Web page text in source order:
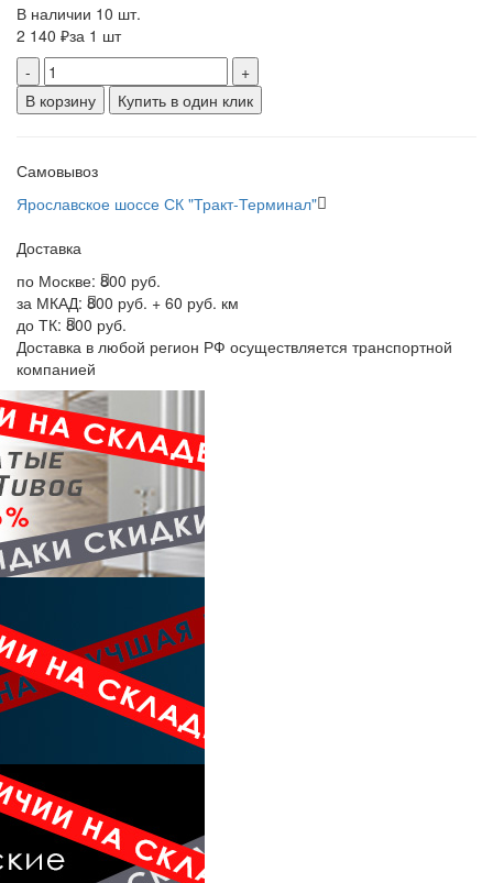
В наличии 10 шт.
2 140 ₽за 1 шт
-
+
В корзину
Купить в один клик
Самовывоз
Ярославское шоссе СК "Тракт-Терминал"
Доставка
по Москве: 800 руб.
за МКАД: 800 руб. + 60 руб. км
до ТК: 800 руб.
Доставка в любой регион РФ осуществляется транспортной
компанией